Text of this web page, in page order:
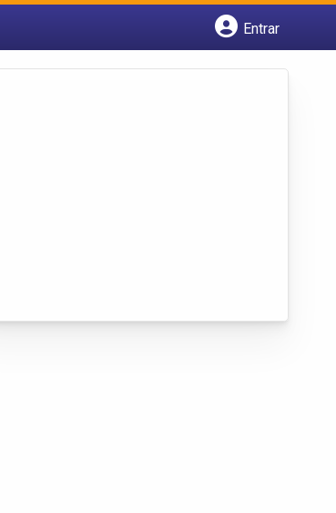
Entrar